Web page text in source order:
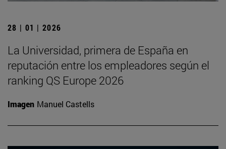
28 | 01 | 2026
La Universidad, primera de España en
reputación entre los empleadores según el
ranking QS Europe 2026
Imagen Manuel Castells